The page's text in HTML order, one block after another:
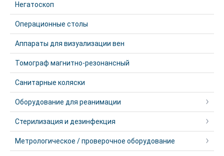
Негатоскоп
Операционные столы
Аппараты для визуализации вен
Томограф магнитно-резонансный
Санитарные коляски
Оборудование для реанимации
Стерилизация и дезинфекция
Метрологическое / проверочное оборудование